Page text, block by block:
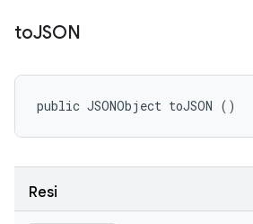
toJSON
public JSONObject toJSON ()
Resi